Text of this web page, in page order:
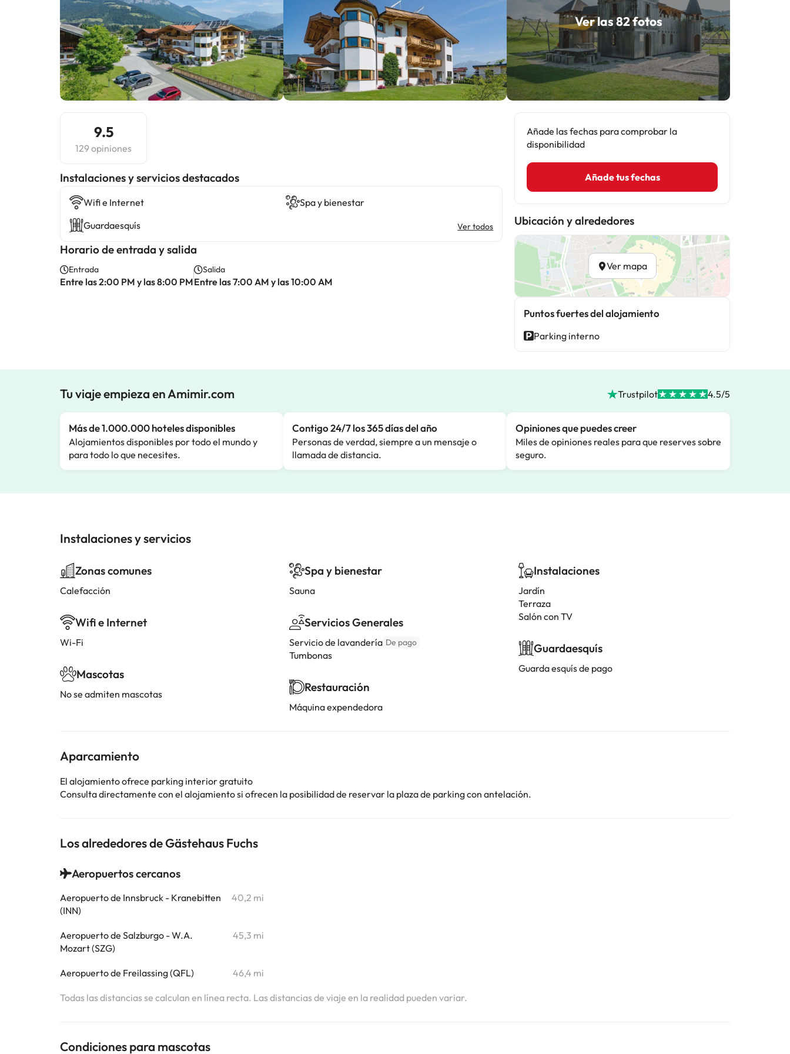
Ver las 82 fotos
9.5
129 opiniones
Instalaciones y servicios destacados
Wifi e Internet
Spa y bienestar
Guardaesquís
Ver todos
Horario de entrada y salida
Entrada
Entre las 2:00 PM y las 8:00 PM
Salida
Entre las 7:00 AM y las 10:00 AM
Añade las fechas para comprobar la
disponibilidad
Añade tus fechas
Ubicación y alrededores
Ver mapa
Puntos fuertes del alojamiento
Parking interno
Tu viaje empieza en Amimir.com Trustpilot 4.5/5
Más de 1.000.000 hoteles disponibles
Alojamientos disponibles por todo el mundo y
para todo lo que necesites.
Contigo 24/7 los 365 días del año
Personas de verdad, siempre a un mensaje o
llamada de distancia.
Opiniones que puedes creer
Miles de opiniones reales para que reserves sobre
seguro.
Instalaciones y servicios
Zonas comunes
Calefacción
Wifi e Internet
Wi-Fi
Mascotas
No se admiten mascotas
Spa y bienestar
Sauna
Servicios Generales
Servicio de lavandería De pago
Tumbonas
Restauración
Máquina expendedora
Instalaciones
Jardín
Terraza
Salón con TV
Guardaesquís
Guarda esquís de pago
Aparcamiento
El alojamiento ofrece parking interior gratuito
Consulta directamente con el alojamiento si ofrecen la posibilidad de reservar la plaza de parking con antelación.
Los alrededores de Gästehaus Fuchs
Aeropuertos cercanos
Aeropuerto de Innsbruck - Kranebitten
(INN)
40,2 mi
Aeropuerto de Salzburgo - W.A.
Mozart (SZG)
45,3 mi
Aeropuerto de Freilassing (QFL) 46,4 mi
Todas las distancias se calculan en línea recta. Las distancias de viaje en la realidad pueden variar.
Condiciones para mascotas